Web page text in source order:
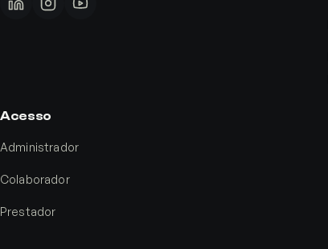
Acesso
Administrador
Colaborador
Prestador